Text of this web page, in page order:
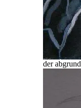
der abgrund